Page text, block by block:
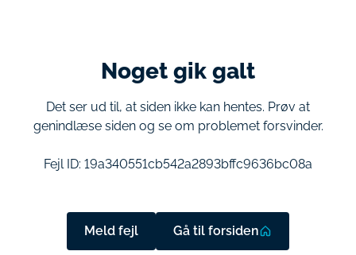
Noget gik galt
Det ser ud til, at siden ikke kan hentes. Prøv at
genindlæse siden og se om problemet forsvinder.
Fejl ID: 19a340551cb542a2893bffc9636bc08a
Meld fejl Gå til forsiden